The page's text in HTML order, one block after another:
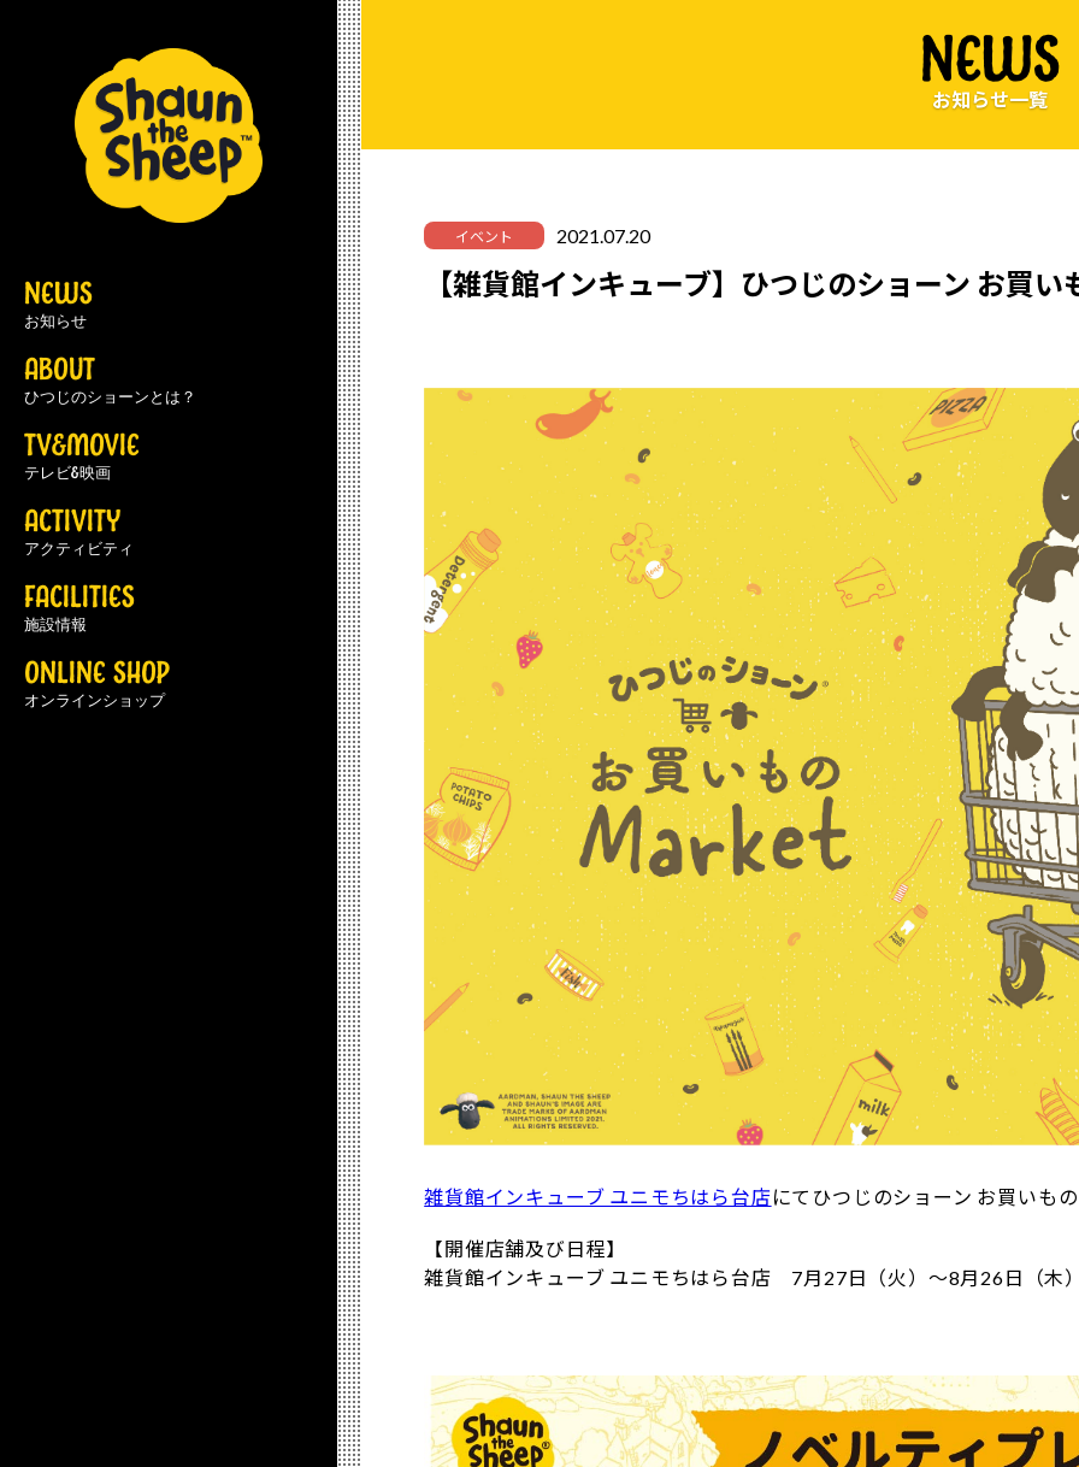
NEWS
お知らせ
ABOUT
ひつじのショーンとは？
TV&MOVIE
テレビ&映画
ACTIVITY
アクティビティ
FACILITIES
施設情報
ONLINE SHOP
オンラインショップ
NEWS
お知らせ一覧
イベント 2021.07.20
【雑貨館インキューブ】ひつじのショーン お買
雑貨館インキューブ ユニモちはら台店にてひつじのショーン お買いも
【開催店舗及び日程】
雑貨館インキューブ ユニモちはら台店 7月27日（火）～8月26日（木